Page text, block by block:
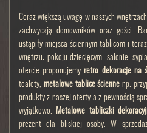
Coraz większą uwagę w naszych
zachwycają domowników oraz gości.
ustąpiły miejsca ściennym tablicom i
wnętrzu: pokoju dziecięcym, salonie,
ofercie proponujemy retro dekoracje na
toalety, metalowe tablice ścienne np.
produkty z naszej oferty a z pewnością
wyjątkowo.
Metalowe tabliczki
prezent dla bliskiej osoby. W